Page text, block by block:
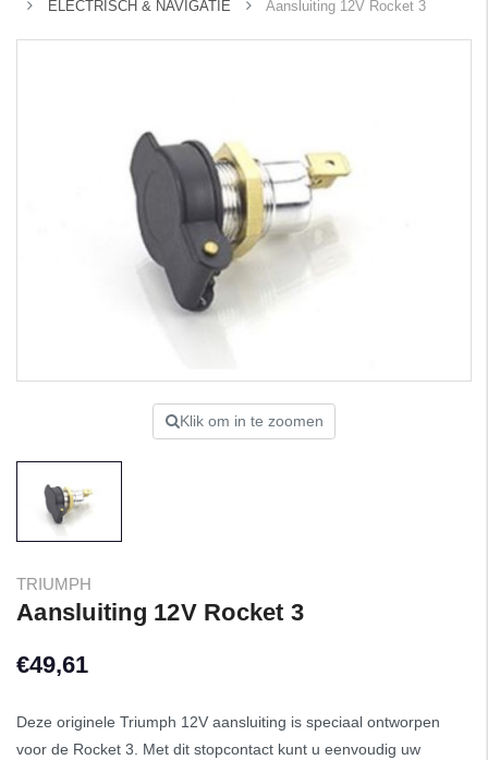
ELECTRISCH & NAVIGATIE
Aansluiting 12V Rocket 3
Klik om in te zoomen
TRIUMPH
Aansluiting 12V Rocket 3
€49,61
Deze originele Triumph 12V aansluiting is speciaal ontworpen
voor de Rocket 3. Met dit stopcontact kunt u eenvoudig uw